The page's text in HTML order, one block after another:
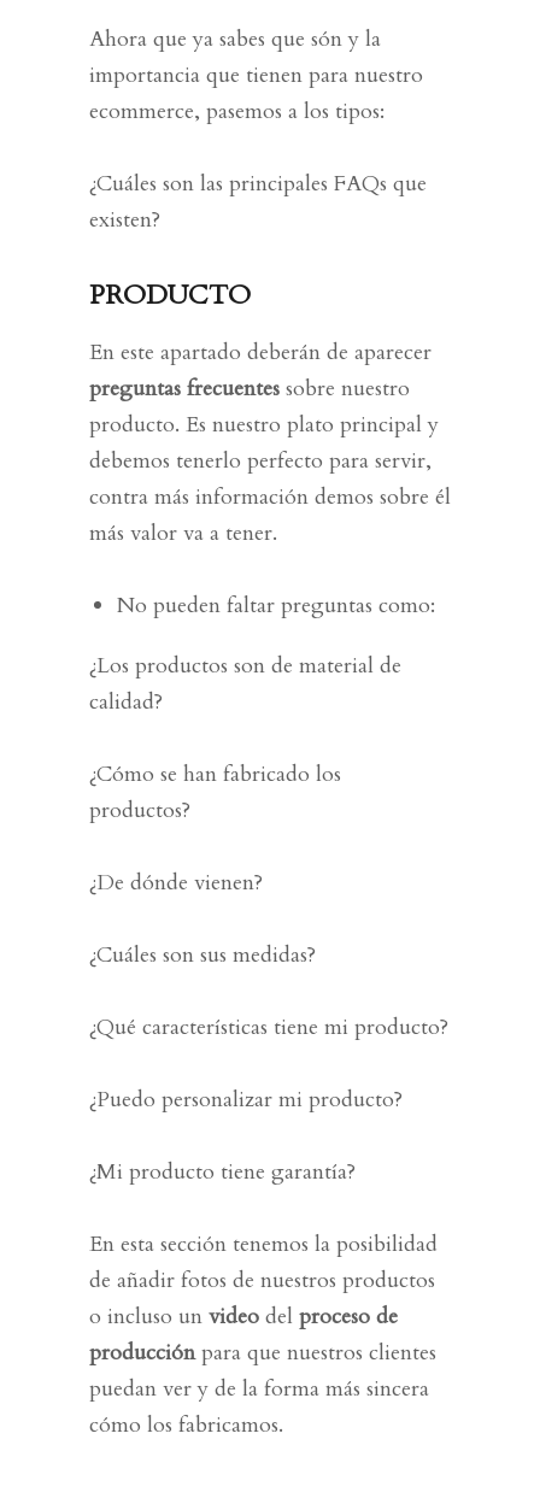
Ahora que ya sabes que són y la
importancia que tienen para nuestro
ecommerce, pasemos a los tipos:
¿Cuáles son las principales FAQs que
existen?
PRODUCTO
En este apartado deberán de aparecer
preguntas frecuentes sobre nuestro
producto. Es nuestro plato principal y
debemos tenerlo perfecto para servir,
contra más información demos sobre él
más valor va a tener.
No pueden faltar preguntas como:
¿Los productos son de material de
calidad?
¿Cómo se han fabricado los
productos?
¿De dónde vienen?
¿Cuáles son sus medidas?
¿Qué características tiene mi producto?
¿Puedo personalizar mi producto?
¿Mi producto tiene garantía?
En esta sección tenemos la posibilidad
de añadir fotos de nuestros productos
o incluso un video del proceso de
producciónpara que nuestros clientes
puedan ver y de la forma más sincera
cómo los fabricamos.